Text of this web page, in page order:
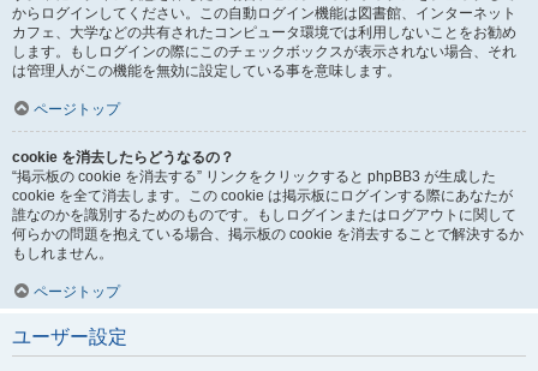
からログインしてください。この自動ログイン機能は図書館、インターネット
カフェ、大学などの共有されたコンピュータ環境では利用しないことをお勧め
します。もしログインの際にこのチェックボックスが表示されない場合、それ
は管理人がこの機能を無効に設定している事を意味します。
ページトップ
cookie を消去したらどうなるの？
“掲示板の cookie を消去する” リンクをクリックすると phpBB3 が生成した
cookie を全て消去します。この cookie は掲示板にログインする際にあなたが
誰なのかを識別するためのものです。もしログインまたはログアウトに関して
何らかの問題を抱えている場合、掲示板の cookie を消去することで解決するか
もしれません。
ページトップ
ユーザー設定